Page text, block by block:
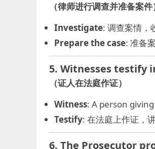
（律师进行调查并准备案件
Investigate: 调查案情，
Prepare the case: 准备
5. Witnesses testify
（证人在法庭作证）
Witness: A person
Testify: 在法庭上作证，
6. The Prosecutor